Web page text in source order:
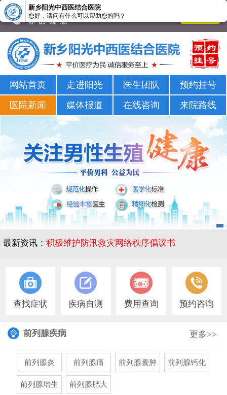
新乡男科医院-新乡市正规男科医院-新乡阳光男科医院
网站首页 走进阳光 医生团队
预约挂号
医院新闻
媒体报道 在线咨询 来院路线
最新资讯： 积极维护防汛救灾网络秩序倡议书
查找症状 疾病自测 费用查询 预约咨询
前列腺疾病 更多>>
前列腺炎 前列腺痛 前列腺囊肿 前列腺钙化
前列腺增生 前列腺肥大
新乡阳光中西医结合医院
您好，请问有什么可以帮助您的吗？